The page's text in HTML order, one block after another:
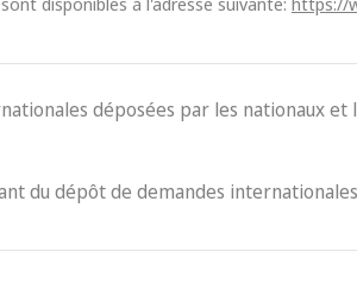
déposées par les nationaux et
du dépôt de demandes